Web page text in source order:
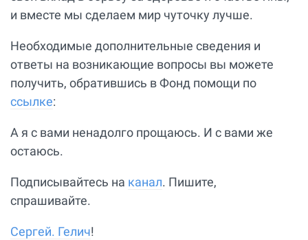
и вместе мы сделаем мир чуточку лучше.
Необходимые дополнительные сведения и
ответы на возникающие вопросы вы можете
получить, обратившись в Фонд помощи по
ссылке:
А я с вами ненадолго прощаюсь. И с вами же
остаюсь.
Подписывайтесь на канал. Пишите,
спрашивайте.
Сергей. Гелич!